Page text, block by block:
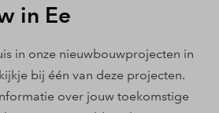
in Ee
in onze nieuwbouwprojecten in
bij één van deze projecten.
over jouw toekomstige